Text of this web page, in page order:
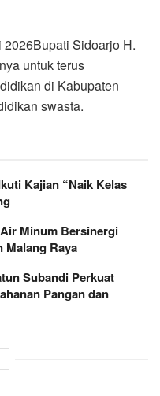
Sidoarjo H.
untuk terus
di Kabupaten
swasta.
Kajian “Naik Kelas
Minum Bersinergi
Malang Raya
Subandi Perkuat
Pangan dan